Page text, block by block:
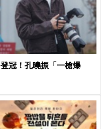
冠！孔曉振「一槍爆